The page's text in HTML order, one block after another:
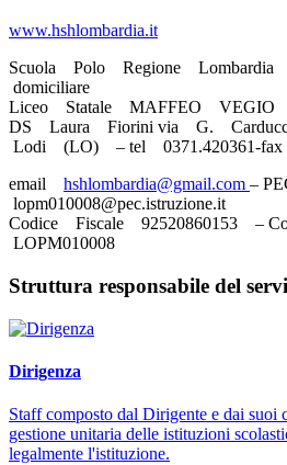
www.hshlombardia.it
Scuola Polo Regione Lombardia
domiciliare
Liceo Statale MAFFEO VEGIO
DS Laura Fiorini via G.
Lodi (LO) – tel 0371.420361-fax
email hshlombardia@gmail.com –
lopm010008@pec.istruzione.it
Codice Fiscale 92520860153 –
LOPM010008
Struttura responsabile del
Dirigenza
Staff composto dal Dirigente e dai suoi
gestione unitaria delle istituzioni
legalmente l'istituzione.